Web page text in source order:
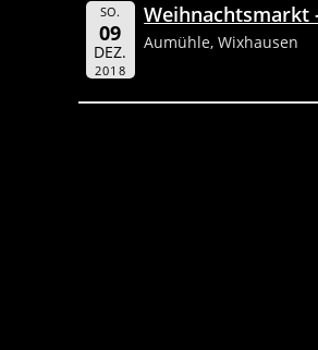
SO.
09
DEZ.
2018
Weihnachtsmarkt
Aumühle, Wixhausen